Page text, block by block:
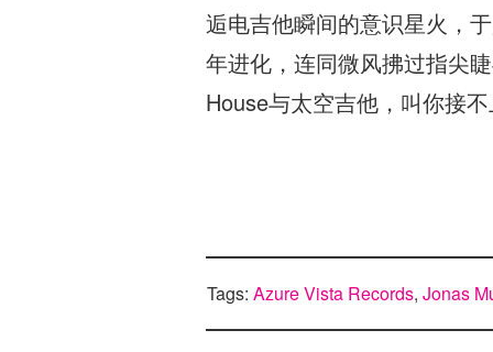
逅电吉他瞬间的意识星火，
年进化，连同微风拂过指尖
House与太空吉他，叫你接
Tags: Azure Vista Records, Jonas